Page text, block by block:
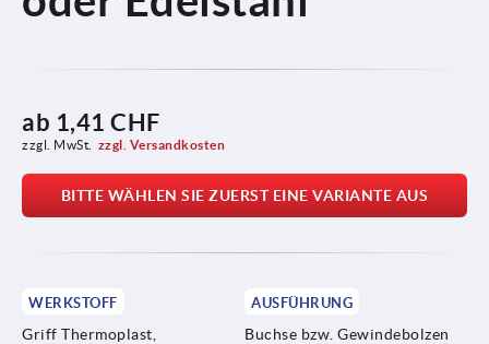
ab 1,41 CHF
zzgl. MwSt. zzgl. Versandkosten
BITTE WÄHLEN SIE ZUERST EINE VARIANTE AUS
WERKSTOFF
Griff Thermoplast,
AUSFÜHRUNG
Buchse bzw. Gewindebolzen